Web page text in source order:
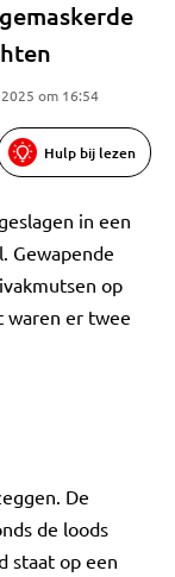
om 16:54
Hulp bij lezen
in een
Gewapende
op
waren er twee
De
de loods
staat op een